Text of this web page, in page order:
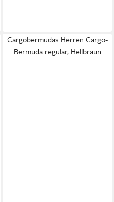
Cargobermudas Herren Cargo-
Bermuda regular, Hellbraun